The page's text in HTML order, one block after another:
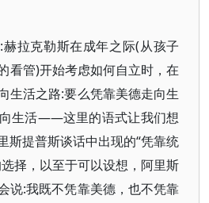
拉克勒斯在成年之际(从孩子
看管)开始考虑如何自立时，在
生活之路:要么凭靠美德走向生
生活——这里的语式让我们想
斯提普斯谈话中出现的“凭靠统
选择，以至于可以设想，阿里斯
说:我既不凭靠美德，也不凭靠